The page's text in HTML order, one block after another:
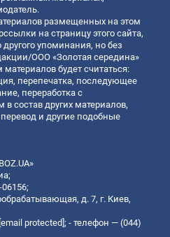
размещенных на этом
на страницу этого сайта,
упоминания, но без
ООО «Золотая середина»
будет считаться:
перепечатка, последующее
переработка с
состав других материалов,
и другие подобные
д. 7, г. Киев,
[email protected] ; - телефон — (044)